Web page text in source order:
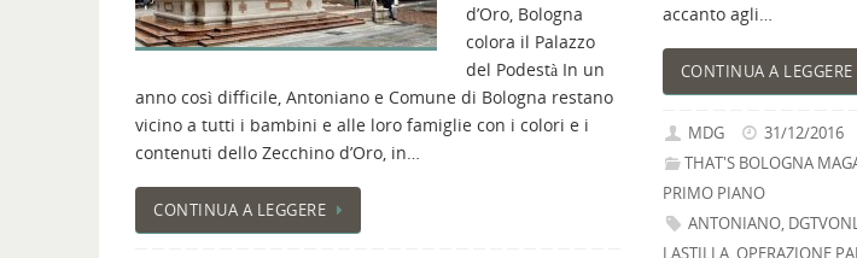
d’Oro, Bologna
colora il Palazzo
del Podestà In un
anno così difficile, Antoniano e Comune di Bologna restano
vicino a tutti i bambini e alle loro famiglie con i colori e i
contenuti dello Zecchino d’Oro, in…
CONTINUA A LEGGERE
accanto agli…
CONTINUA A LEGGERE
MDG
31/12/2016
THAT'S BOLOGNA
PRIMO PIANO
ANTONIANO,
LASTILLA,OPERAZIONE